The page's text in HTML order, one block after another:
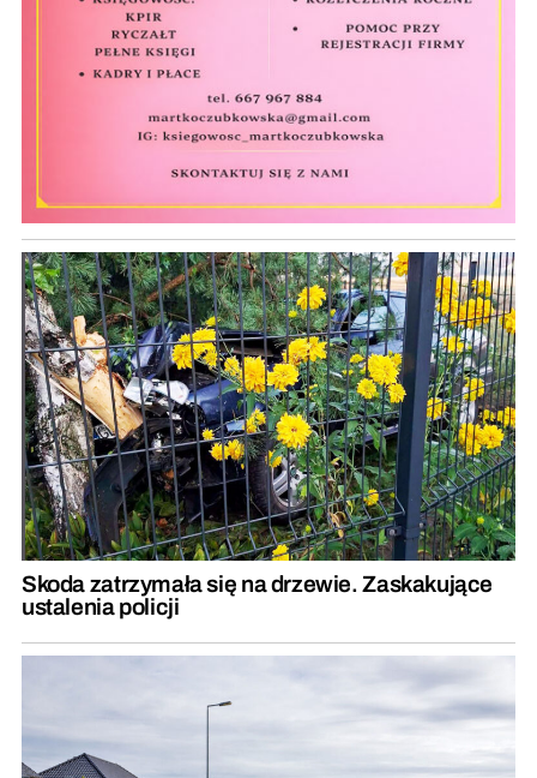
Skoda zatrzymała się na drzewie. Zaskakujące
ustalenia policji